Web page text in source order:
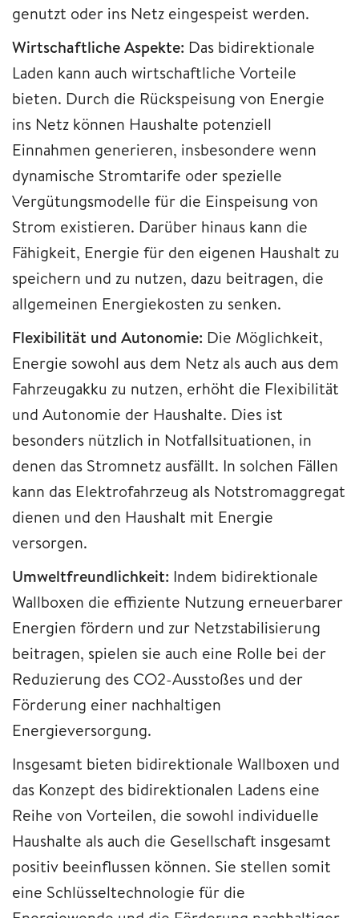
genutzt oder ins Netz eingespeist werden.
Wirtschaftliche Aspekte: Das bidirektionale
Laden kann auch wirtschaftliche Vorteile
bieten. Durch die Rückspeisung von Energie
ins Netz können Haushalte potenziell
Einnahmen generieren, insbesondere wenn
dynamische Stromtarife oder spezielle
Vergütungsmodelle für die Einspeisung von
Strom existieren. Darüber hinaus kann die
Fähigkeit, Energie für den eigenen Haushalt zu
speichern und zu nutzen, dazu beitragen, die
allgemeinen Energiekosten zu senken.
Flexibilität und Autonomie: Die Möglichkeit,
Energie sowohl aus dem Netz als auch aus dem
Fahrzeugakku zu nutzen, erhöht die Flexibilität
und Autonomie der Haushalte. Dies ist
besonders nützlich in Notfallsituationen, in
denen das Stromnetz ausfällt. In solchen Fällen
kann das Elektrofahrzeug als Notstromaggregat
dienen und den Haushalt mit Energie
versorgen.
Umweltfreundlichkeit: Indem bidirektionale
Wallboxen die effiziente Nutzung erneuerbarer
Energien fördern und zur Netzstabilisierung
beitragen, spielen sie auch eine Rolle bei der
Reduzierung des CO2-Ausstoßes und der
Förderung einer nachhaltigen
Energieversorgung.
Insgesamt bieten bidirektionale Wallboxen und
das Konzept des bidirektionalen Ladens eine
Reihe von Vorteilen, die sowohl individuelle
Haushalte als auch die Gesellschaft insgesamt
positiv beeinflussen können. Sie stellen somit
eine Schlüsseltechnologie für die